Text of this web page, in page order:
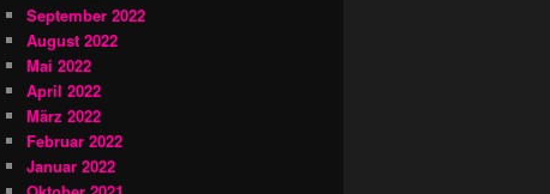
September 2022
August 2022
Mai 2022
April 2022
März 2022
Februar 2022
Januar 2022